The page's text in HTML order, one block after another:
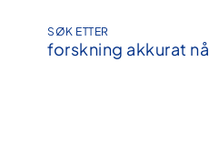
SØK ETTER
forskning akkurat nå